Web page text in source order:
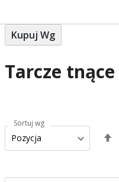
Tarcze tnące
Sortuj wg
Kupuj Wg